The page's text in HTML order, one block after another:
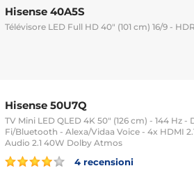
Hisense 40A5S
Télévisore LED Full HD 40" (101 cm) 16/9 -
Hisense 50U7Q
TV Mini LED QLED 4K 50" (126 cm) - 144 Hz
Fi/Bluetooth - Alexa/Vidaa Voice - 4x HDMI
Audio 2.1 40W Dolby Atmos
4 recensioni